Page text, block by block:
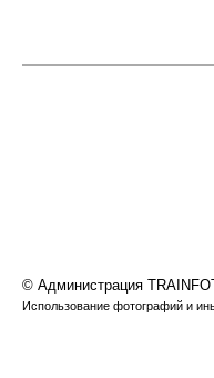
© Администрация
Использование фотографий и